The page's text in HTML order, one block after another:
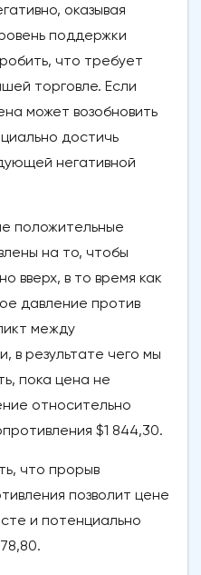
оказывая
поддержки
что требует
торговле. Если
может возобновить
достичь
негативной
положительные
на то, чтобы
вверх, в то время как
давление против
между
в результате чего мы
пока цена не
относительно
$1 844,30.
что прорыв
позволит цене
и потенциально